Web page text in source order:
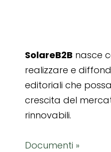
SolareB2B nasce
realizzare e
editoriali che
crescita del
rinnovabili.
Documenti »